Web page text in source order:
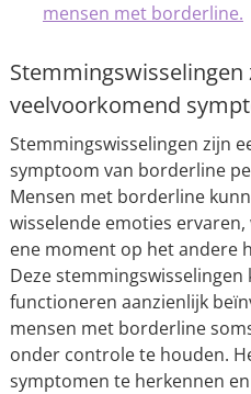
mensen met borderline.
Stemmingswisselingen
veelvoorkomend
Stemmingswisselingen zijn
symptoom van borderline
Mensen met borderline
wisselende emoties
ene moment op het andere
Deze
functioneren aanzienlijk
mensen met borderline
onder controle te houden.
symptomen te herkennen